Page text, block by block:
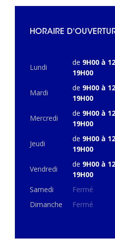
HORAIRE
Lundi
de 9H00 à
19H00
Mardi
de 9H00 à
19H00
Mercredi
de 9H00 à
19H00
Jeudi
de 9H00 à
19H00
Vendredi
de 9H00 à
19H00
Samedi
Fermé
Dimanche
Fermé